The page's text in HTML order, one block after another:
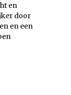
en
door
en een